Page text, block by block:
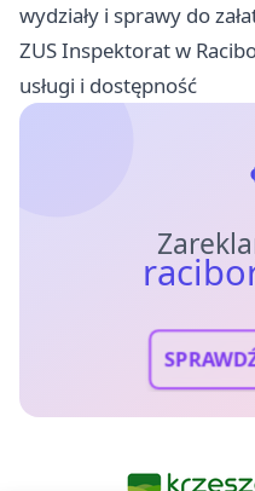
wydziały i sprawy do
ZUS Inspektorat w
usługi i dostępność